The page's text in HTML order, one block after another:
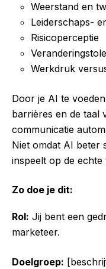
Weerstand en
Leiderschaps-
Risicoperceptie
Werkdruk
Door je AI te
barrières en de taal
communicatie
Niet omdat AI beter
inspeelt op de
Zo doe je dit:
Rol: Jij bent een
marketeer.
Doelgroep: